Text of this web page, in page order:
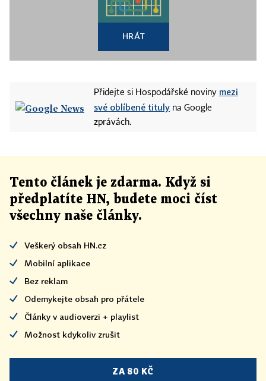
HRÁT
Přidejte si Hospodářské noviny mezi
své oblíbené tituly na Google
zprávách.
Tento článek je zdarma. Když si
předplatíte HN, budete moci číst
všechny naše články.
Veškerý obsah HN.cz
Mobilní aplikace
Bez reklam
Odemykejte obsah pro přátele
Články v audioverzi + playlist
Možnost kdykoliv zrušit
ZA 80 KČ